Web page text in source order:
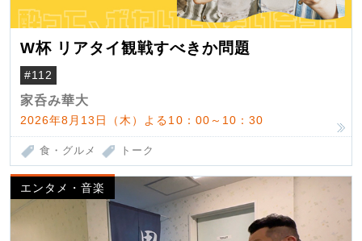
W杯 リアタイ観戦すべきか問題
#112
家呑み華大
2026年8月13日（木）よる10：00～10：30
食・グルメ トーク
エンタメ・音楽